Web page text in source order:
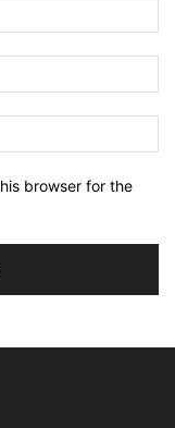
browser for the